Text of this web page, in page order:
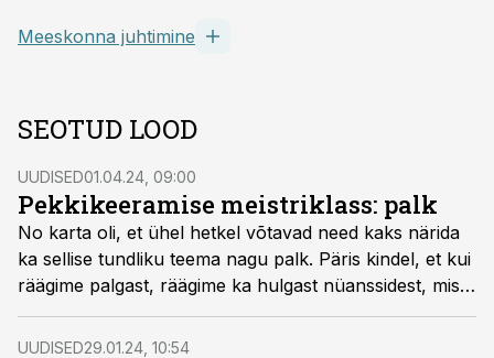
Meeskonna juhtimine
SEOTUD LOOD
UUDISED01.04.24, 09:00
Pekkikeeramise meistriklass: palk
No karta oli, et ühel hetkel võtavad need kaks närida
ka sellise tundliku teema nagu palk. Päris kindel, et kui
räägime palgast, räägime ka hulgast nüanssidest, mis
võivad pekki minna.
UUDISED29.01.24, 10:54